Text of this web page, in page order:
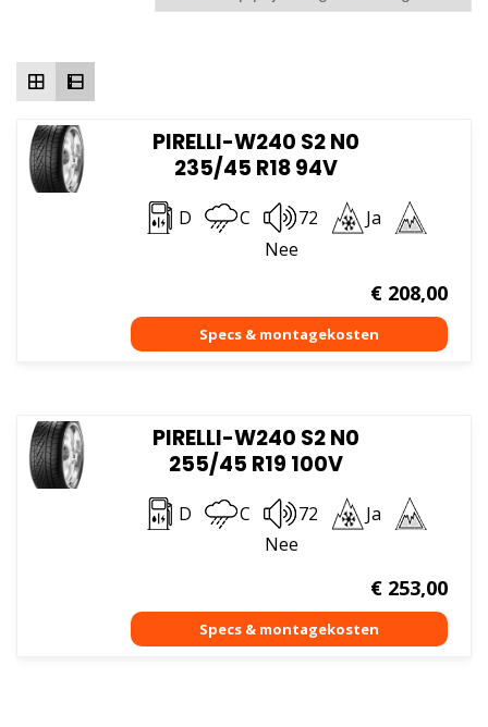
PIRELLI-W240 S2 N0
235/45 R18 94V
D C 72
Ja
Nee
€208,00
PIRELLI-W240 S2 N0
255/45 R19 100V
D C 72
Ja
Nee
€253,00